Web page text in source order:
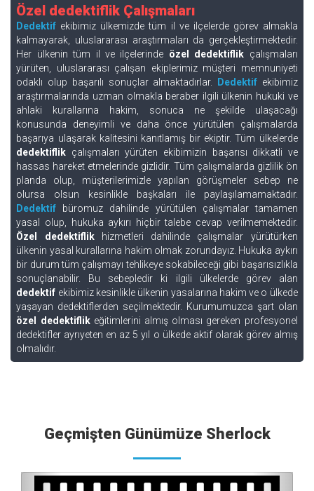
Özel dedektiflik Çalışmaları
Dedektif ekibimiz ülkemizde tüm il ve ilçelerde görev almakla
kalmayarak, uluslararası araştırmaları da gerçekleştirmektedir.
Her ülkenin tüm il ve ilçelerinde özel dedektiflik çalışmaları
yürüten, uluslararası çalışan ekiplerimiz müşteri memnuniyeti
odaklı olup başarılı sonuçlar almaktadırlar.
Dedektifekibimiz
araştırmalarında uzman olmakla beraber ilgili ülkenin hukuki ve
ahlaki kurallarına hakim, sonuca ne şekilde ulaşacağı
konusunda deneyimli ve daha önce yürütülen çalışmalarda
başarıya ulaşarak kalitesini kanıtlamış bir ekiptir. Tüm ülkelerde
dedektiflik çalışmaları yürüten ekibimizin başarısı dikkatli ve
hassas hareket etmelerinde gizlidir. Tüm çalışmalarda gizlilik ön
planda olup, müşterilerimizle yapılan görüşmeler sebep ne
olursa olsun kesinlikle başkaları ile paylaşılamamaktadır.
Dedektif büromuz dahilinde yürütülen çalışmalar tamamen
yasal olup, hukuka aykırı hiçbir talebe cevap verilmemektedir.
Özel dedektiflikhizmetleri dahilinde çalışmalar yürütürken
ülkenin yasal kurallarına hakim olmak zorundayız. Hukuka aykırı
bir durum tüm çalışmayı tehlikeye sokabileceği gibi başarısızlıkla
sonuçlanabilir. Bu sebepledir ki ilgili ülkelerde görev alan
dedektif ekibimiz kesinlikle ülkenin yasalarına hakim ve o ülkede
yaşayan dedektiflerden seçilmektedir. Kurumumuzca şart olan
özel dedektiflikeğitimlerini almış olması gereken profesyonel
dedektifler ayrıyeten en az 5 yıl o ülkede aktif olarak görev almış
olmalıdır.
Geçmişten Günümüze Sherlock